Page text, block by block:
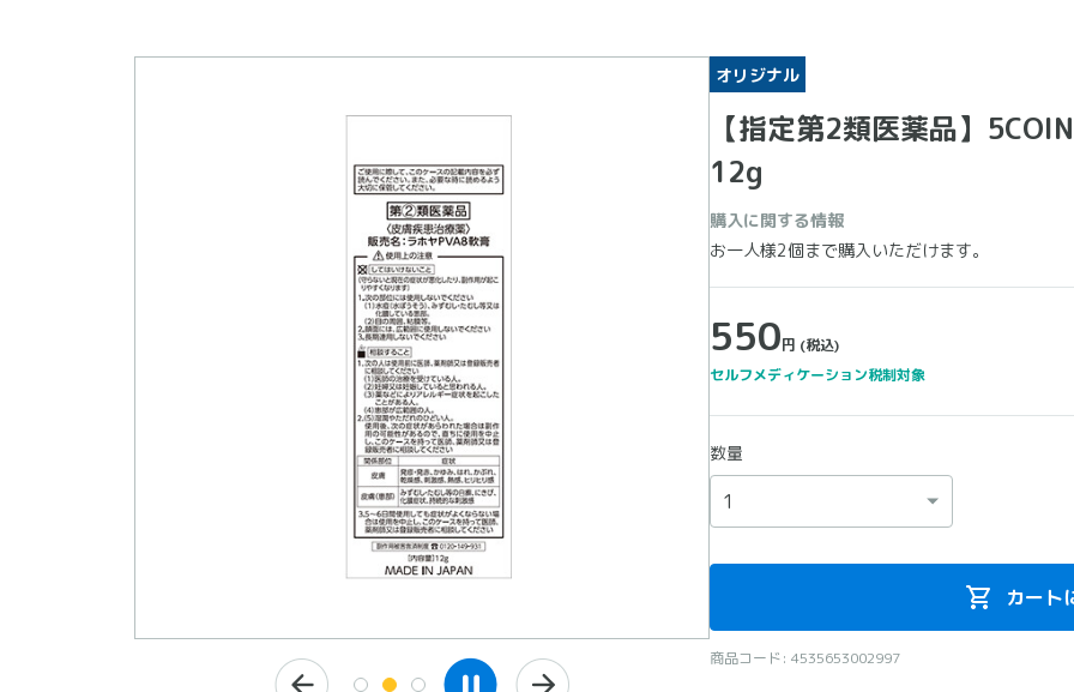
オリジナル
【指定第2類医薬品】
12g
購入に関する情報
お一人様2個まで購入いただけます。
550円 (税込)
セルフメディケーション税制対象
数量
カート
商品コード: 4535653002997